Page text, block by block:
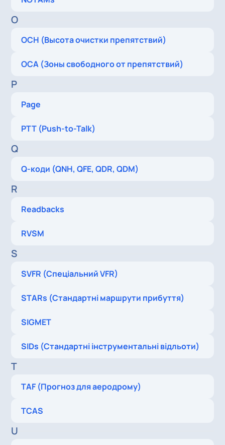
O
OCH (Высота очистки препятствий)
OCA (Зоны свободного от препятствий)
P
Page
PTT (Push-to-Talk)
Q
Q-коди (QNH, QFE, QDR, QDM)
R
Readbacks
RVSM
S
SVFR (Спеціальний VFR)
STARs (Стандартні маршрути прибуття)
SIGMET
SIDs (Стандартні інструментальні відльоти)
T
TAF (Прогноз для аеродрому)
TCAS
U